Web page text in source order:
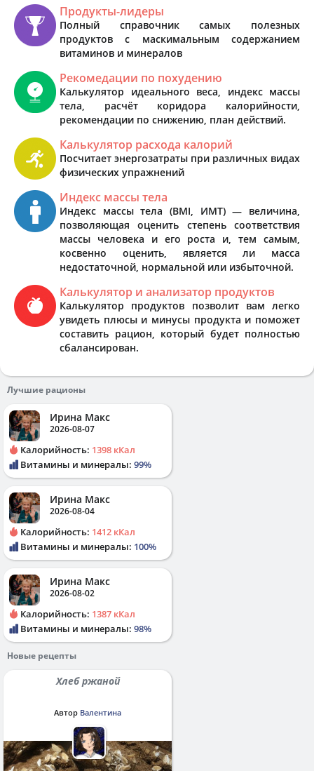
Продукты-лидеры
Полный справочник самых полезных
продуктов с маскимальным содержанием
витаминов и минералов
Рекомедации по похудению
Калькулятор идеального веса, индекс массы
тела, расчёт коридора калорийности,
рекомендации по снижению, план действий.
Калькулятор расхода калорий
Посчитает энергозатраты при различных видах
физических упражнений
Индекс массы тела
Индекс массы тела (BMI, ИМТ) — величина,
позволяющая оценить степень соответствия
массы человека и его роста и, тем самым,
косвенно оценить, является ли масса
недостаточной, нормальной или избыточной.
Калькулятор и анализатор продуктов
Калькулятор продуктов позволит вам легко
увидеть плюсы и минусы продукта и поможет
составить рацион, который будет полностью
сбалансирован.
Лучшие рационы
Ирина Макс
2026-08-07
Калорийность: 1398 кКал
Витамины и минералы: 99%
Ирина Макс
2026-08-04
Калорийность: 1412 кКал
Витамины и минералы: 100%
Ирина Макс
2026-08-02
Калорийность: 1387 кКал
Витамины и минералы: 98%
Новые рецепты
Хлеб ржаной
Автор Валентина